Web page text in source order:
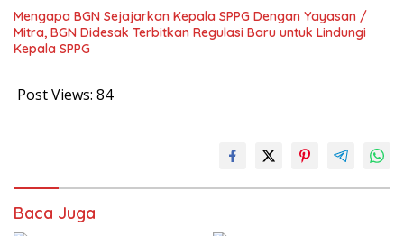
Mengapa BGN Sejajarkan Kepala SPPG Dengan Yayasan /
Mitra, BGN Didesak Terbitkan Regulasi Baru untuk Lindungi
Kepala SPPG
Post Views: 84
Baca Juga